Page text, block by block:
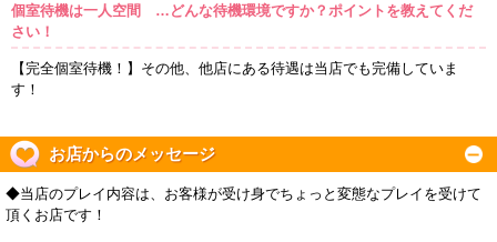
個室待機は一人空間 …どんな待機環境ですか？ポイントを教えてくだ
さい！
【完全個室待機！】その他、他店にある待遇は当店でも完備していま
す！
お店からのメッセージ
◆当店のプレイ内容は、お客様が受け身でちょっと変態なプレイを受けて
頂くお店です！